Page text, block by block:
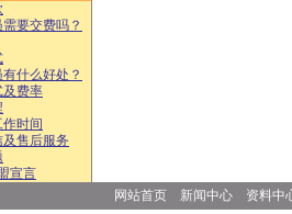
要交费吗？
什么好处？
及费率
时间
售后服务
宣言
网站首页 新闻中心
资料中